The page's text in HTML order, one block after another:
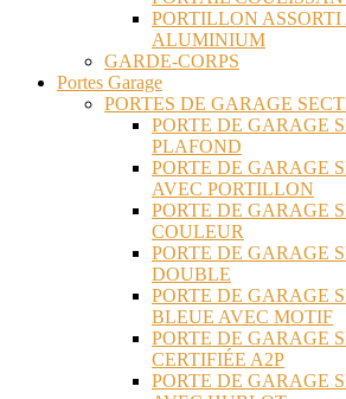
PORTILLON
ALUMINIUM
GARDE-CORPS
Portes Garage
PORTES DE GARAGE
PORTE DE GARAGE
PLAFOND
PORTE DE GARAGE
AVEC PORTILLON
PORTE DE GARAGE
COULEUR
PORTE DE GARAGE
DOUBLE
PORTE DE GARAGE
BLEUE AVEC MOTIF
PORTE DE GARAGE
CERTIFIÉE A2P
PORTE DE GARAGE